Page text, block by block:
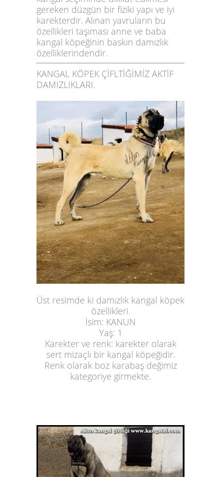
gereken düzgün bir fiziki yapı ve iyi
karekterdir. Alınan yavruların bu
özellikleri taşıması anne ve baba
kangal köpeğinin baskın damızlık
özelliklerindendir.
KANGAL KÖPEK ÇİFLTİĞİMİZ AKTİF
DAMIZLIKLARI.
Üst resimde ki damızlık kangal köpek
özellikleri.
İsim: KANUN
Yaş: 1
Karekter ve renk: karekter olarak
sert mizaçlı bir kangal köpeğidir.
Renk olarak boz karabaş değimiz
kategoriye girmekte.